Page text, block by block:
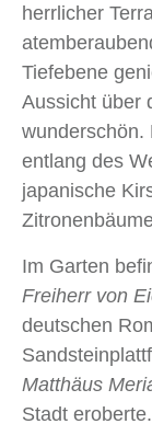
herrlicher
Tiefebene
Aussicht über
wunderschön.
entlang des
japanische
Im Garten
Freiherr von
deutschen
Matthäus
Stadt eroberte.